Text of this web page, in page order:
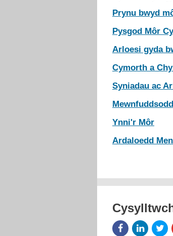
Prynu bwyd
Pysgod Môr
Arloesi gyda
Cymorth a
Syniadau ac
Ynni'r Môr
Ardaloedd
Facebook